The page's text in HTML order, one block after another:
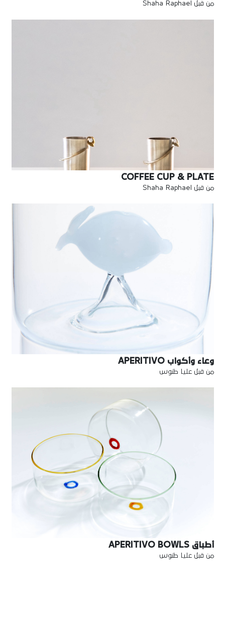
من قبل Shaha Raphael
COFFEE CUP & PLATE
من قبل Shaha Raphael
وعاء وأكواب APERITIVO
من قبل عليا طنوس
أطباق APERITIVO BOWLS
من قبل عليا طنوس